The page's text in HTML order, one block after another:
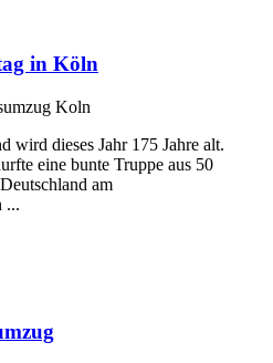
in Köln
wird dieses Jahr 175 Jahre alt.
eine bunte Truppe aus 50
am
...